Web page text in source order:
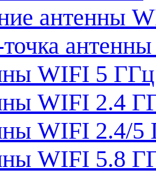
антенны
WIFI 5 ГГц
WIFI 2.4
WIFI 2.4/5
WIFI 5.8